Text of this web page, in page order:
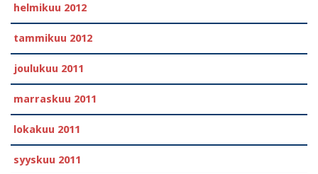
helmikuu 2012
tammikuu 2012
joulukuu 2011
marraskuu 2011
lokakuu 2011
syyskuu 2011